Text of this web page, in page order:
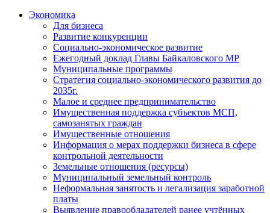
Экономика
Для бизнеса
Развитие конкуренции
Социально-экономическое развитие
Ежегодный доклад Главы Байкаловского МР
Муниципальные программы
Стратегия социально-экономического развития до
2035г.
Малое и среднее предпринимательство
Имущественная поддержка субъектов МСП,
самозанятых граждан
Имущественные отношения
Информация о мерах поддержки бизнеса в сфере
контрольной деятельности
Земельные отношения (ресурсы)
Муниципальный земельный контроль
Неформальная занятость и легализация заработной
платы
Выявление правообладателей ранее учтённых